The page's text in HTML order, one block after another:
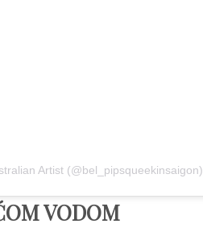
Artist (@bel_pipsqueekinsaigon)
VODOM